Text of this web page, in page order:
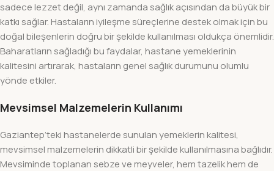
sadece lezzet değil, aynı zamanda sağlık açısından da büyük bir
katkı sağlar. Hastaların iyileşme süreçlerine destek olmak için bu
doğal bileşenlerin doğru bir şekilde kullanılması oldukça önemlidir.
Baharatların sağladığı bu faydalar, hastane yemeklerinin
kalitesini artırarak, hastaların genel sağlık durumunu olumlu
yönde etkiler.
Mevsimsel Malzemelerin Kullanımı
Gaziantep’teki hastanelerde sunulan yemeklerin kalitesi,
mevsimsel malzemelerin dikkatli bir şekilde kullanılmasına bağlıdır.
Mevsiminde toplanan sebze ve meyveler, hem tazelik hem de